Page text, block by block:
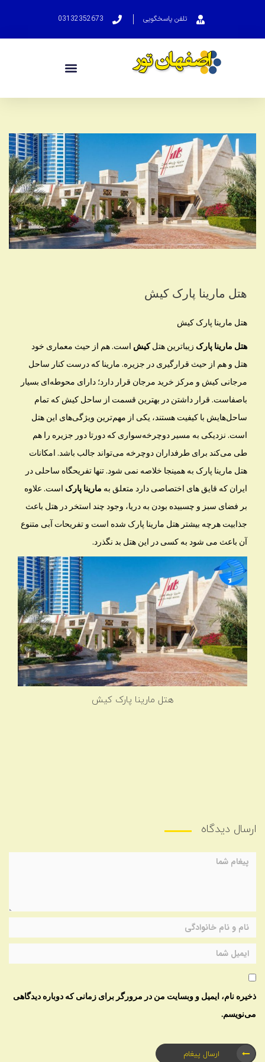
تلفن پاسخگویی 03132352673
هتل مارینا پارک کیش
هتل مارینا پارک کیش
هتل مارینا پارک زیباترین هتلکیش است. هم از حیث معماری خود
هتل و هم از حیث قرارگیری در جزیره. مارینا که درست کنار ساحل
مرجانی کیش و مرکز خرید مرجان قرار دارد؛ دارای محوطه‌ای بسیار
باصفاست. قرار داشتن در بهترین قسمت از ساحل کیش که تمام
ساحل‌هایش با کیفیت هستند، یکی از مهم‌ترین ویژگی‌های این هتل
است. نزدیکی به مسیر دوچرخه‌سواری که دورتا دور جزیره را هم
طی می‌کند برای طرفداران دوچرخه می‌تواند جالب باشد. امکانات
هتل مارینا پارک به همینجا خلاصه نمی شود. تنها تفریحگاه ساحلی در
ایران که قایق های اختصاصی دارد متعلق به مارینا پارک است. علاوه
بر فضای سبز و چسبیده بودن به دریا، وجود چند استخر در هتل باعث
جذابیت هرچه بیشتر هتل مارینا پارک شده است و تفریحات آبی متنوع
آن باعث می شود به کسی در این هتل بد نگذرد.
هتل مارینا پارک کیش
ارسال دیدگاه
ذخیره نام، ایمیل و وبسایت من در مرورگر برای زمانی که دوباره دیدگاهی
می‌نویسم.
ارسال پیغام